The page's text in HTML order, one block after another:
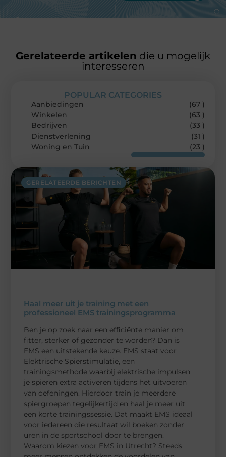
Gerelateerde artikelen die u mogelijk
interesseren
GERELATEERDE BERICHTEN
Haal meer uit je training met een
professioneel EMS trainingsprogramma
Ben je op zoek naar een efficiënte manier om
fitter, sterker of gezonder te worden? Dan is
EMS een uitstekende keuze. EMS staat voor
Elektrische Spierstimulatie, een
trainingsmethode waarbij elektrische impulsen
je spieren extra activeren tijdens het uitvoeren
van oefeningen. Hierdoor train je meerdere
spiergroepen tegelijkertijd en haal je meer uit
een korte trainingssessie. Dat maakt EMS ideaal
voor iedereen die resultaat wil boeken zonder
uren in de sportschool door te brengen.
Waarom kiezen voor EMS in Utrecht? Steeds
POPULAR CATEGORIES
Aanbiedingen
(67 )
Winkelen
(63 )
Bedrijven
(33 )
Dienstverlening
(31 )
Woning en Tuin
(23 )